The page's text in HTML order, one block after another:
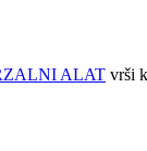
ALAT vrši